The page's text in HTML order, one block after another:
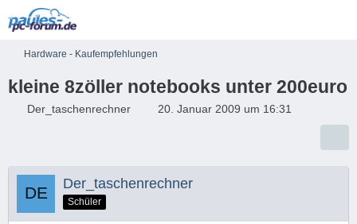
Hardware - Kaufempfehlungen
kleine 8zöller notebooks unter 200euro
Der_taschenrechner 20. Januar 2009 um 16:31
Der_taschenrechner
Schüler